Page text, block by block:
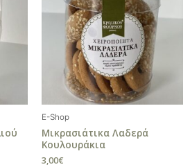
E-Shop
Μικρασιάτικα Λαδερά
Κουλουράκια
3,00€